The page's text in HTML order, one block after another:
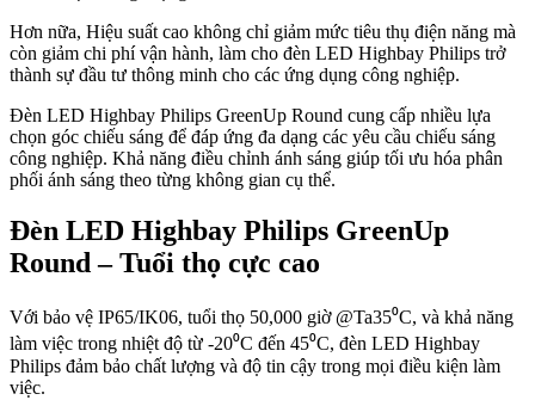
Hơn nữa, Hiệu suất cao không chỉ giảm mức tiêu thụ điện năng mà
còn giảm chi phí vận hành, làm cho đèn LED Highbay Philips trở
thành sự đầu tư thông minh cho các ứng dụng công nghiệp.
Đèn LED Highbay Philips GreenUp Round cung cấp nhiều lựa
chọn góc chiếu sáng để đáp ứng đa dạng các yêu cầu chiếu sáng
công nghiệp. Khả năng điều chỉnh ánh sáng giúp tối ưu hóa phân
phối ánh sáng theo từng không gian cụ thể.
Đèn LED Highbay Philips GreenUp
Round – Tuổi thọ cực cao
Với bảo vệ IP65/IK06, tuổi thọ 50,000 giờ @Ta35⁰C, và khả năng
làm việc trong nhiệt độ từ -20⁰C đến 45⁰C, đèn LED Highbay
Philips đảm bảo chất lượng và độ tin cậy trong mọi điều kiện làm
việc.